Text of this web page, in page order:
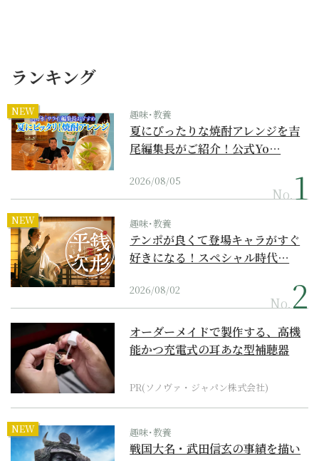
ランキング
NEW 趣味･教養
夏にぴったりな焼酎アレンジを吉
尾編集長がご紹介！公式Yo…
2026/08/05
No.
NEW 趣味･教養
テンポが良くて登場キャラがすぐ
好きになる！スペシャル時代…
2026/08/02
No.
オーダーメイドで製作する、高機
能かつ充電式の耳あな型補聴器
PR(ソノヴァ・ジャパン株式会社)
NEW 趣味･教養
戦国大名・武田信玄の事績を描い